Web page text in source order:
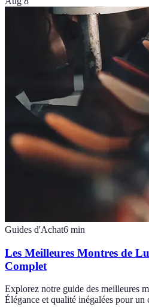
Guides d'Achat6 min
Les Meilleures Montres de
Complet
Explorez notre guide des meilleures
Élégance et qualité inégalées pour un